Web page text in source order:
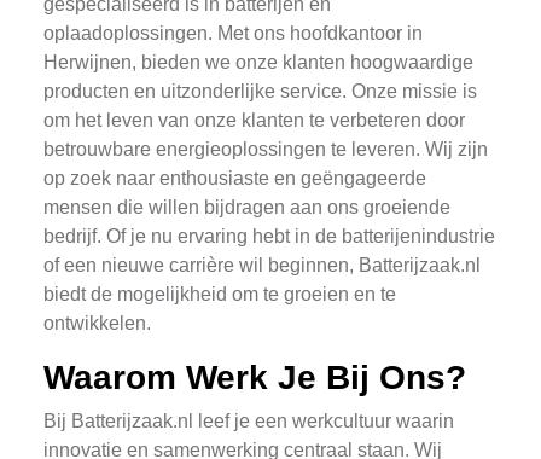
gespecialiseerd is in batterijen en
oplaadoplossingen. Met ons hoofdkantoor in
Herwijnen, bieden we onze klanten hoogwaardige
producten en uitzonderlijke service. Onze missie is
om het leven van onze klanten te verbeteren door
betrouwbare energieoplossingen te leveren. Wij zijn
op zoek naar enthousiaste en geëngageerde
mensen die willen bijdragen aan ons groeiende
bedrijf. Of je nu ervaring hebt in de batterijenindustrie
of een nieuwe carrière wil beginnen, Batterijzaak.nl
biedt de mogelijkheid om te groeien en te
ontwikkelen.
Waarom Werk Je Bij Ons?
Bij Batterijzaak.nl leef je een werkcultuur waarin
innovatie en samenwerking centraal staan. Wij